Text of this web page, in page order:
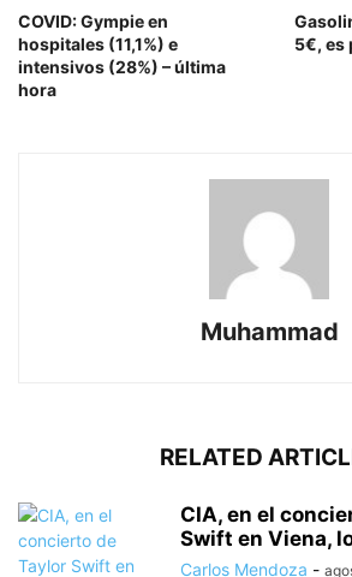
COVID: Gympie en
hospitales (11,1%) e
intensivos (28%) – última
hora
5€, es
Muhammad
RELATED
CIA, en el
Swift en Viena,
Carlos Mendoza -